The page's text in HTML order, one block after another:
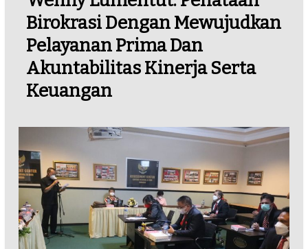
Birokrasi Dengan Mewujudkan
Pelayanan Prima Dan
Akuntabilitas Kinerja Serta
Keuangan